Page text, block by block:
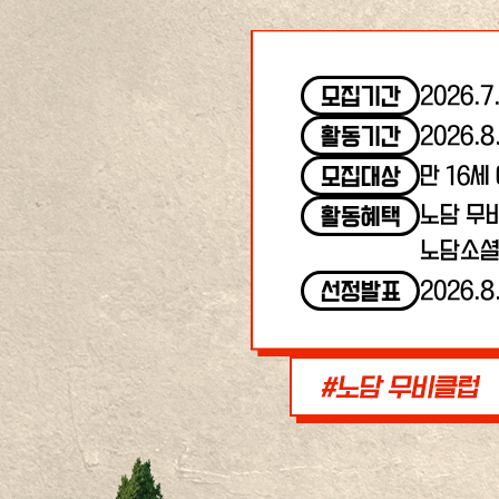
모집기간
활동기간
모집대상
만 16세
활동혜택
노담 무
노담소
선정발표